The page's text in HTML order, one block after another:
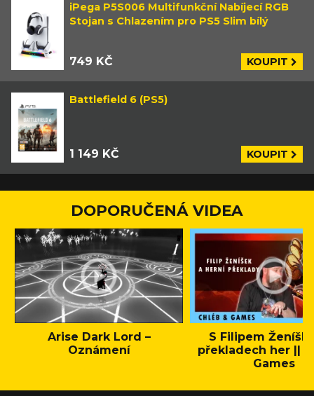
iPega P5S006 Multifunkční Nabíjecí RGB
Stojan s Chlazením pro PS5 Slim bílý
749 KČ KOUPIT
Battlefield 6 (PS5)
1 149 KČ KOUPIT
DOPORUČENÁ VIDEA
Arise Dark Lord –
Oznámení
S Filipem
překladech her ||
Games